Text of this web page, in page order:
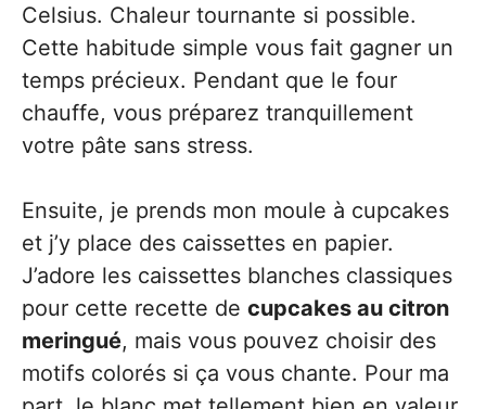
Celsius. Chaleur tournante si possible.
Cette habitude simple vous fait gagner un
temps précieux. Pendant que le four
chauffe, vous préparez tranquillement
votre pâte sans stress.
Ensuite, je prends mon moule à cupcakes
et j’y place des caissettes en papier.
J’adore les caissettes blanches classiques
pour cette recette de cupcakes au citron
meringué, mais vous pouvez choisir des
motifs colorés si ça vous chante. Pour ma